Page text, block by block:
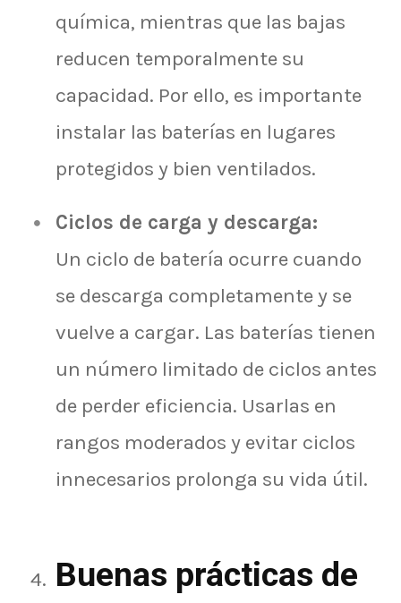
química, mientras que las bajas
reducen temporalmente su
capacidad. Por ello, es importante
instalar las baterías en lugares
protegidos y bien ventilados.
Ciclos de carga y descarga:
Un ciclo de batería ocurre cuando
se descarga completamente y se
vuelve a cargar. Las baterías tienen
un número limitado de ciclos antes
de perder eficiencia. Usarlas en
rangos moderados y evitar ciclos
innecesarios prolonga su vida útil.
Buenas prácticas de